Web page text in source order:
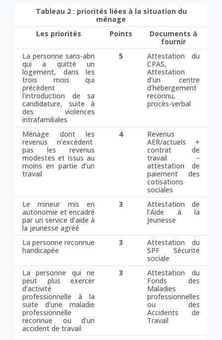
Tableau 2 : priorités liées à la situation du
ménage
Les priorités
Points
Documents à
fournir
La personne sans-abri
qui a quitté un
logement, dans les
trois mois qui
précèdent
l’introduction de sa
candidature, suite à
des violences
intrafamiliales
5
Attestation du
CPAS,
Attestation
d’un centre
d’hébergement
reconnu,
procès-verbal
Ménage dont les
revenus n’excèdent
pas les revenus
modestes et issus au
moins en partie d’un
travail
4
Revenus
AER/actuels +
contrat de
travail –
attestation de
paiement des
cotisations
sociales
Le mineur mis en
autonomie et encadré
par un service d’aide à
la jeunesse agréé
3
Attestation de
l’Aide à la
Jeunesse
La personne reconnue
handicapée
3
Attestation du
SPF Sécurité
sociale
La personne qui ne
peut plus exercer
d’activité
professionnelle à la
suite d’une maladie
professionnelle
reconnue ou d’un
accident de travail
3
Attestation du
Fonds des
Maladies
professionnelles
ou des
Accidents de
Travail